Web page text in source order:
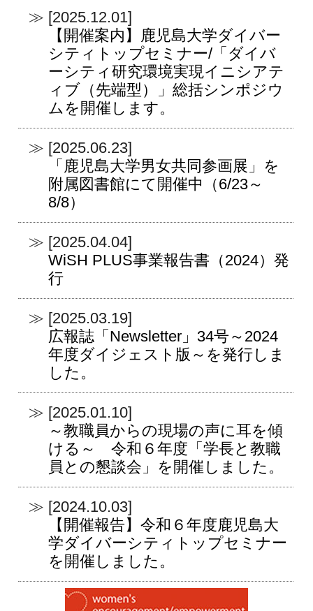
[2025.12.01]
【開催案内】鹿児島大学ダイバー
シティトップセミナー/「ダイバ
ーシティ研究環境実現イニシアテ
ィブ（先端型）」総括シンポジウ
ムを開催します。
[2025.06.23]
「鹿児島大学男女共同参画展」を
附属図書館にて開催中（6/23～
8/8）
[2025.04.04]
WiSH PLUS事業報告書（2024）発
行
[2025.03.19]
広報誌「Newsletter」34号～2024
年度ダイジェスト版～を発行しま
した。
[2025.01.10]
～教職員からの現場の声に耳を傾
ける～ 令和６年度「学長と教職
員との懇談会」を開催しました。
[2024.10.03]
【開催報告】令和６年度鹿児島大
学ダイバーシティトップセミナー
を開催しました。